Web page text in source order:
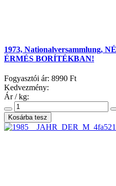
1973, Nationalversammlung,
ÉRMÉS BORÍTÉKBAN!
Fogyasztói ár: 8990 Ft
Kedvezmény:
Ár / kg: